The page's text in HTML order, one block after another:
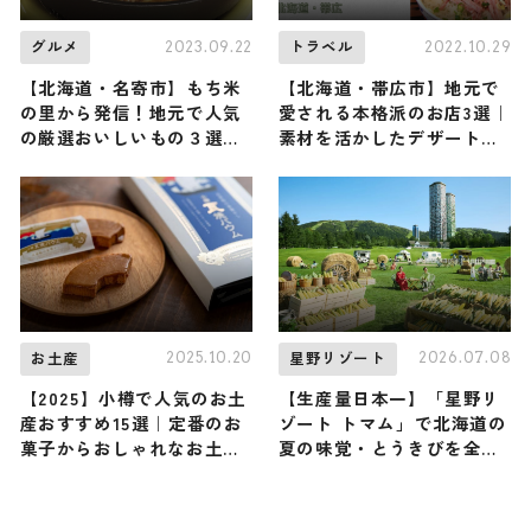
グルメ 2023.09.22
【北海道・名寄市】もち米
の里から発信！地元で人気
の厳選おいしいもの３選を
トラベル 2022.10.29
【北海道・帯広市】地元で
愛される本格派のお店3選｜
素材を活かしたデザートか
ーまでご紹介
お土産 2025.10.20
【2025】小樽で人気のお土
産おすすめ15選｜定番のお
菓子からおしゃれなお土
星野リゾート 2026.07.08
【生産量日本一】「星野リ
ゾート トマム」で北海道の
夏の味覚・とうきびを全力